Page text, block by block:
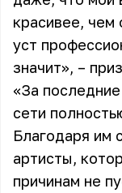
красивее, чем
уст
значит», –
«За
сети
Благодаря им
артисты,
причинам не